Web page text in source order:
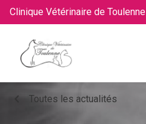
Clinique Vétérinaire de Toulenne
chevron_left Toutes les actualités